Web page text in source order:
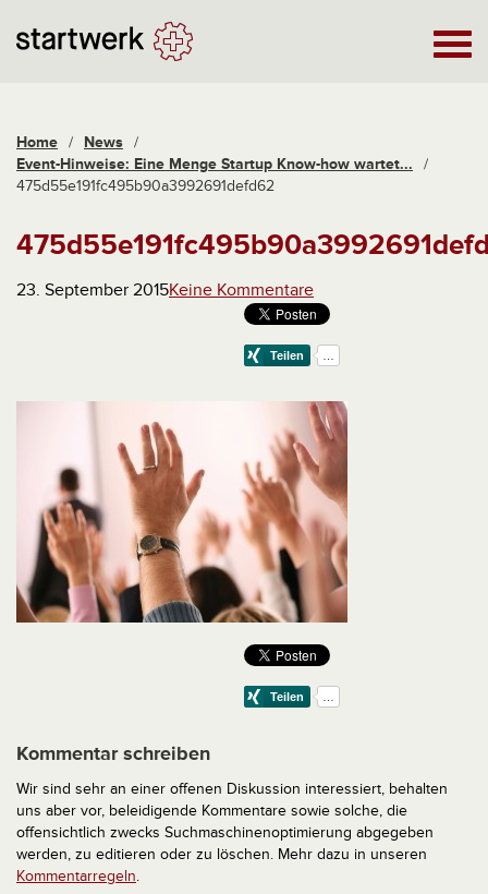
Home / News /
Event-Hinweise: Eine Menge Startup Know-how wartet...
/
475d55e191fc495b90a3992691defd62
23. September 2015Keine Kommentare
Kommentar schreiben
Wir sind sehr an einer offenen Diskussion interessiert, behalten
uns aber vor, beleidigende Kommentare sowie solche, die
offensichtlich zwecks Suchmaschinenoptimierung abgegeben
werden, zu editieren oder zu löschen. Mehr dazu in unseren
Kommentarregeln.